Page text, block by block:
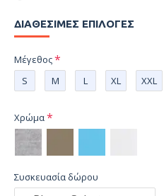
ΔΙΑΘΈΣΙΜΕΣ ΕΠΙΛΟΓΈΣ
Μέγεθος
S
M L XL XXL
Χρώμα
Συσκευασία δώρου